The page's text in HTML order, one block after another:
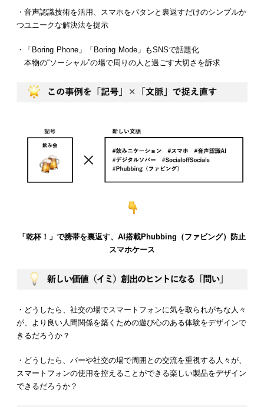
・音声認識技術を活用、スマホをパタンと裏返すだけの シンプルか
つユニークな解決法を提示
・「Boring Phone」「Boring Mode」もSNSで話題化
本物の“ソーシャル”の場で周りの人と過ごす大切さを訴求
「乾杯！」で携帯を裏返す、AI搭載Phubbing（ファビング）防止
スマホケース
・どうしたら、社交の場でスマートフォンに気を取られがちな人々
が、より良い人間関係を築くための遊び心のある体験をデザインで
きるだろうか？
・どうしたら、バーや社交の場で周囲との交流を重視する人々が、
スマートフォンの使用を控えることができる楽しい製品をデザイン
できるだろうか？